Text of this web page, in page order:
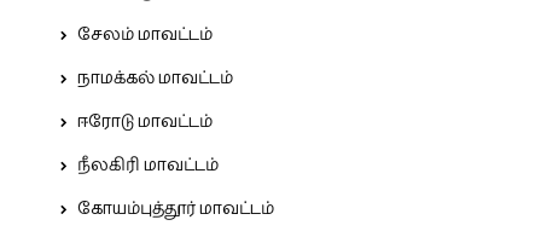
சேலம் மாவட்டம்
நாமக்கல் மாவட்டம்
ஈரோடு மாவட்டம்
நீலகிரி மாவட்டம்
கோயம்புத்தூர் மாவட்டம்